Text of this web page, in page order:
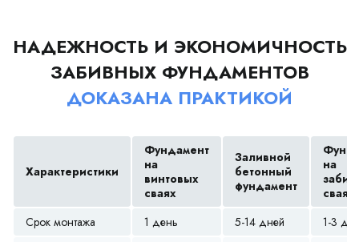
НАДЕЖНОСТЬ И ЭКОНОМИЧНОСТЬ
ЗАБИВНЫХ ФУНДАМЕНТОВ
ДОКАЗАНА ПРАКТИКОЙ
Характеристики
Фундамент
на
винтовых
сваях
Заливной
бетонный
фундамент
на
сваях
Срок монтажа
1 день 5-14 дней 1-3